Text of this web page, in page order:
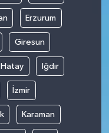
Erzurum
Giresun
Hatay Iğdır
İzmir
Karaman